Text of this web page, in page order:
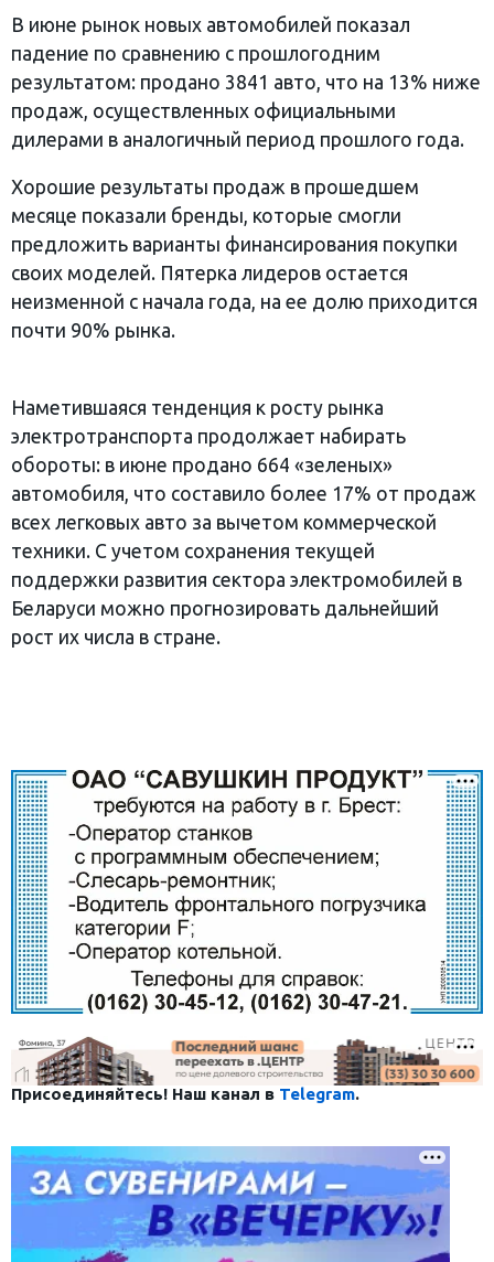
В июне рынок новых автомобилей показал
падение по сравнению с прошлогодним
результатом: продано 3841 авто, что на 13% ниже
продаж, осуществленных официальными
дилерами в аналогичный период прошлого года.
Хорошие результаты продаж в прошедшем
месяце показали бренды, которые смогли
предложить варианты финансирования покупки
своих моделей. Пятерка лидеров остается
неизменной с начала года, на ее долю приходится
почти 90% рынка.
Наметившаяся тенденция к росту рынка
электротранспорта продолжает набирать
обороты: в июне продано 664 «зеленых»
автомобиля, что составило более 17% от продаж
всех легковых авто за вычетом коммерческой
техники. С учетом сохранения текущей
поддержки развития сектора электромобилей в
Беларуси можно прогнозировать дальнейший
рост их числа в стране.
Присоединяйтесь! Наш канал в Telegram.